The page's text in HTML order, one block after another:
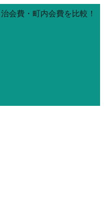
会費・町内会費を比較！